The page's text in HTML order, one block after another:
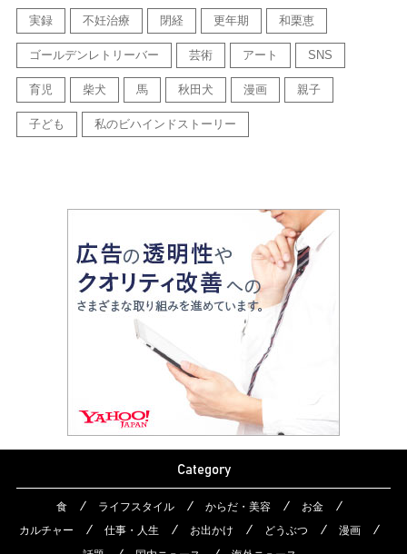
実録 不妊治療 閉経 更年期 和栗恵
ゴールデンレトリーバー 芸術 アート SNS
育児 柴犬 馬 秋田犬 漫画 親子
子ども 私のビハインドストーリー
Category
食 ライフスタイル からだ・美容
お金
カルチャー
仕事・人生 お出かけ どうぶつ
漫画